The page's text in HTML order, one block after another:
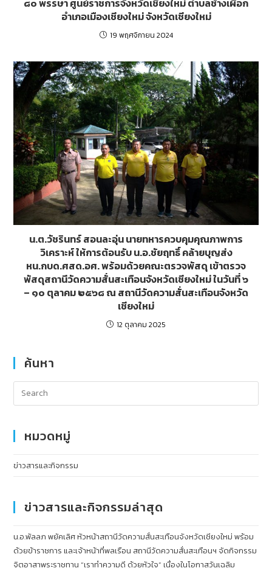
๘๐ พรรษา ศูนย์ราชการจังหวัดเชียงใหม่ ตำบลช้างเผือก
อำเภอเมืองเชียงใหม่ จังหวัดเชียงใหม่
19 พฤศจิกายน 2024
น.ต.วัชรินทร์ สอนละอุ่น นายทหารควบคุมคุณภาพการ
วิเคราะห์ ให้การต้อนรับ น.อ.ชัยฤทธิ์ คล้ายบุญส่ง
หน.กบด.ศสด.อศ. พร้อมด้วยคณะตรวจพัสดุ เข้าตรวจ
พัสดุสถานีวัดความสั่นสะเทือนจังหวัดเชียงใหม่ ในวันที่ ๖
– ๑๐ ตุลาคม ๒๕๖๘ ณ สถานีวัดความสั่นสะเทือนจังหวัด
เชียงใหม่
12 ตุลาคม 2025
ค้นหา
หมวดหมู่
ข่าวสารและกิจกรรม
ข่าวสารและกิจกรรมล่าสุด
น.อ.พัลลภ พยัคเลิศ หัวหน้าสถานีวัดความสั่นสะเทือนจังหวัดเชียงใหม่ พร้อม
ด้วยข้าราชการ และเจ้าหน้าที่พลเรือน สถานีวัดความสั่นสะเทือนฯ จัดกิจกรรม
จิตอาสาพระราชทาน “เราทำความดี ด้วยหัวใจ” เนื่องในโอกาสวันเฉลิม